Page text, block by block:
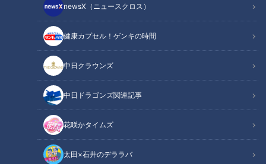
newsX（ニュースクロス）
健康カプセル！ゲンキの時間
中日クラウンズ
中日ドラゴンズ関連記事
花咲かタイムズ
太田×石井のデララバ
記事に戻る